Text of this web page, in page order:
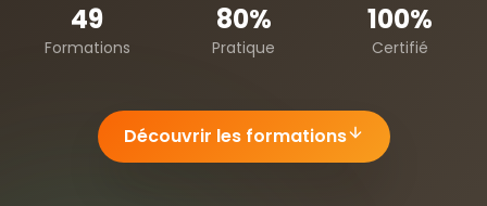
49
Formations
80%
Pratique
100%
Certifié
Découvrir les formations